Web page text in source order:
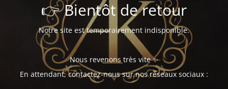
👉 Bientôt de retour
Notre site est temporairement indisponible.
Nous revenons très vite ✨
En attendant, contactez-nous sur nos réseaux sociaux :